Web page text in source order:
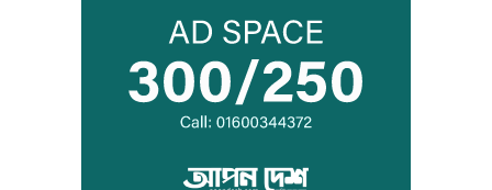
আগস্টে ফের টানা ৪ দিনের ছুটির সুযোগ
এসএসসির ফলাফল সোমবার, যে ৩ উপায়ে